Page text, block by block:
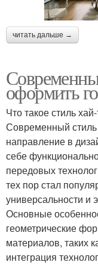
читать дальше →
оформить
Что такое стиль
Современный
направление в
себе
передовых
тех пор стал
универсальности и
Основные
геометрические
материалов, таких
интеграция